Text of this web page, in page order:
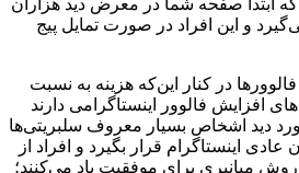
که ابتدا صفحه شما در معرض دید هزاران
و این افراد در صورت تمایل پیج
در کنار این‌که هزینه به نسبت
افزایش فالوور اینستاگرامی دارند
دید اشخاص بسیار معروف سلبریتی‌ها
عادی اینستاگرام قرار بگیرد و افراد از
میانبری برای موفقیت یاد می‌کنند؛